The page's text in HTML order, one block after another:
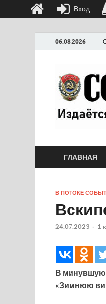
06.08.2026
ГЛАВНАЯ
В ПОТОКЕ
24.07.2023 - 1
В минувшую
«Зимнюю
Вход